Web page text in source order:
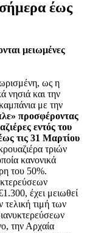
σήμερα έως
μειωμένες
ως η
νησιά και την
με την
προσφέροντας
εντός του
τις 31 Μαρτίου
τριών
κανονικά
του 50%.
έχει μειωθεί
τιμή των
την Αρχαία